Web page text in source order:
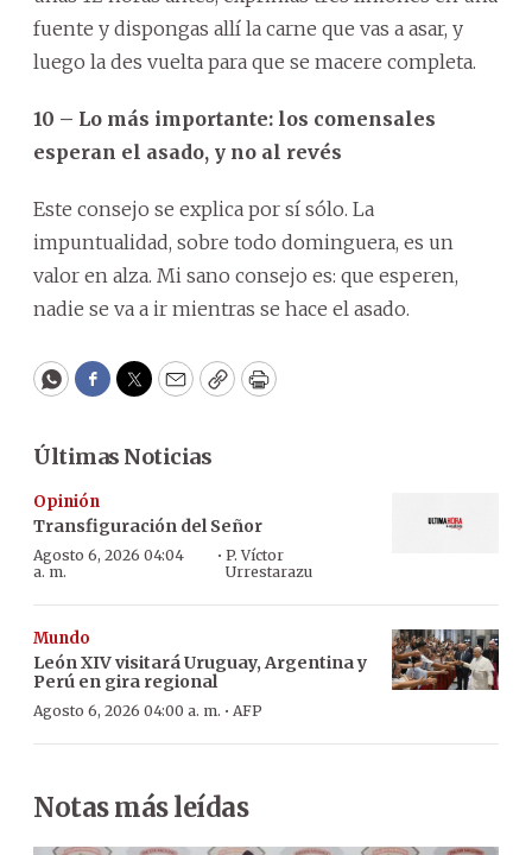
fuente y dispongas allí la carne que vas a asar, y
luego la des vuelta para que se macere completa.
10 – Lo más importante: los comensales
esperan el asado, y no al revés
Este consejo se explica por sí sólo. La
impuntualidad, sobre todo dominguera, es un
valor en alza. Mi sano consejo es: que esperen,
nadie se va a ir mientras se hace el asado.
WhatsApp
Facebook
Twitter
EmailCopyPrint
Últimas Noticias
Opinión
Transfiguración del Señor
Agosto 6, 2026 04:04
a. m.
· P. Víctor
Urrestarazu
Mundo
León XIV visitará Uruguay, Argentina y
Perú en gira regional
Agosto 6, 2026 04:00 a. m. · AFP
Notas más leídas